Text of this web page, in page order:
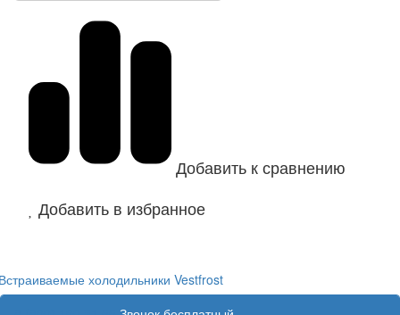
Добавить к сравнению
Добавить в избранное
холодильники Vestfrost